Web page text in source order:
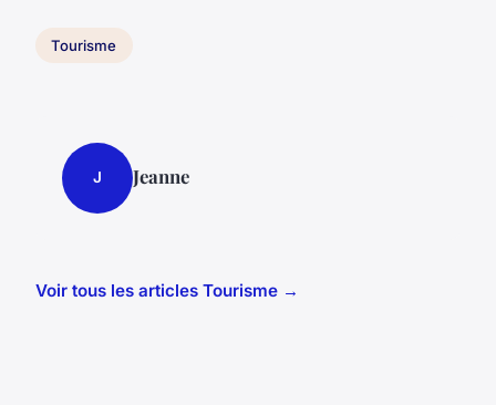
Tourisme
J Jeanne
Voir tous les articles Tourisme →